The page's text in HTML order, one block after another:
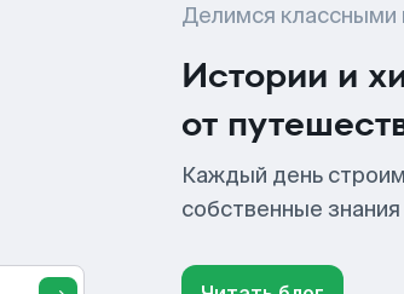
Делимся классными
Истории и
от
Каждый день
собственные